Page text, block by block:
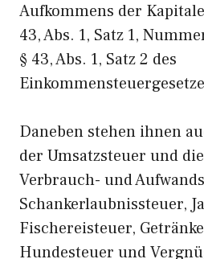
Aufkommens der
43, Abs. 1, Satz 1,
§ 43, Abs. 1, Satz 2 des
Daneben stehen ihnen
der Umsatzsteuer und
Verbrauch- und
Schankerlaubnissteuer,
Fischereisteuer,
Hundesteuer und